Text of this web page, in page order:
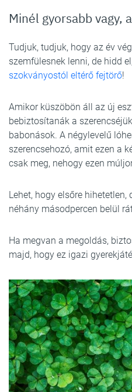
Minél gyorsabb vagy,
Tudjuk, tudjuk, hogy az év
szemfülesnek lenni, de hidd
szokványostól eltérő fejtörő!
Amikor küszöbön áll az új
bebiztosítanák a
babonások. A négylevelű
szerencsehozó, amit ezen a
csak meg, nehogy ezen
Lehet, hogy elsőre
néhány másodpercen belül
Ha megvan a megoldás,
majd, hogy ez igazi